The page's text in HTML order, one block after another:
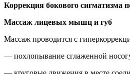
Коррекция бокового сигматизма
Массаж лицевых мышц и губ
Массаж проводится с
— похлопывание сглаженной